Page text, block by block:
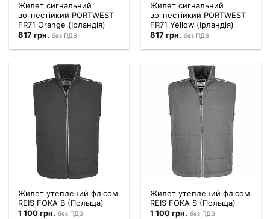
Жилет сигнальний
вогнестійкий PORTWEST
FR71 Orange (Ірландія)
817грн. без ПДВ
Жилет сигнальний
вогнестійкий PORTWEST
FR71 Yellow (Ірландія)
817грн. без ПДВ
Жилет утеплений флісом
REIS FOKA B (Польща)
1 100грн. без ПДВ
Жилет утеплений флісом
REIS FOKA S (Польща)
1 100грн. без ПДВ